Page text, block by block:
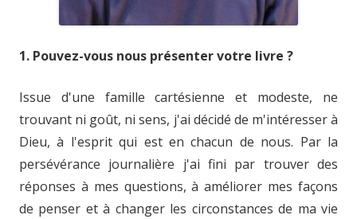
1. Pouvez-vous nous présenter votre livre ?
Issue d'une famille cartésienne et modeste, ne
trouvant ni goût, ni sens, j'ai décidé de m'intéresser à
Dieu, à l'esprit qui est en chacun de nous. Par la
persévérance journalière j'ai fini par trouver des
réponses à mes questions, à améliorer mes façons
de penser et à changer les circonstances de ma vie